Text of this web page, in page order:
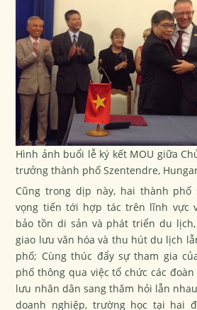
Hình ảnh buổi lễ ký kết MOU giữa
trưởng thành phố Szentendre,
Cũng trong dịp này, hai thành
vọng tiến tới hợp tác trên lĩnh vực
bảo tồn di sản và phát triển du
giao lưu văn hóa và thu hút du lịch
phố; Cùng thúc đẩy sự tham gia
phố thông qua việc tổ chức các
lưu nhân dân sang thăm hỏi lẫn
doanh nghiệp, trường học tại hai